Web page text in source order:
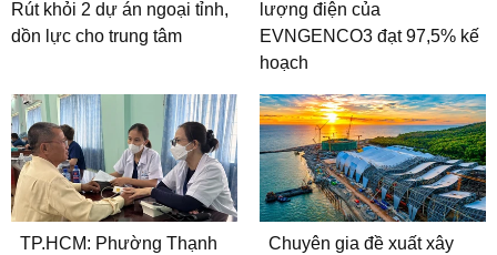
Rút khỏi 2 dự án ngoại tỉnh,
dồn lực cho trung tâm
lượng điện của
EVNGENCO3 đạt 97,5% kế
hoạch
TP.HCM: Phường Thạnh
Chuyên gia đề xuất xây